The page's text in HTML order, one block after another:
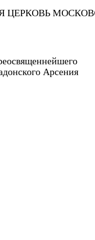
ЦЕРКОВЬ
Арсения